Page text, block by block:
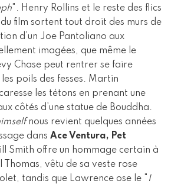
". Henry Rollins et le reste des flics
film sortent tout droit des murs de
d’un Joe Pantoliano aux
imagées, que même le
Chase peut rentrer se faire
poils des fesses. Martin
les tétons en prenant une
côtés d’une statue de Bouddha.
nous revient quelques années
dans Ace Ventura, Pet
Smith offre un hommage certain à
Thomas, vêtu de sa veste rose
tandis que Lawrence ose le "
I